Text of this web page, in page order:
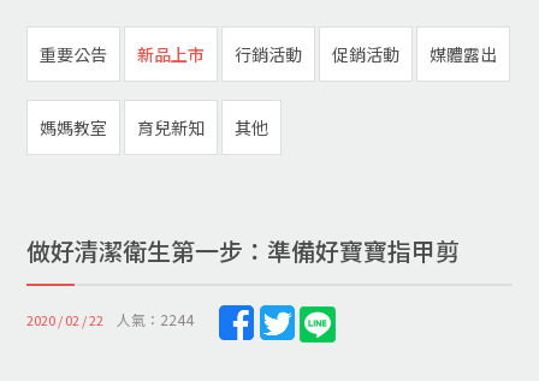
重要公告 新品上市 行銷活動 促銷活動 媒體露出
媽媽教室 育兒新知 其他
做好清潔衛生第一步：準備好寶寶指甲剪
2020 / 02 / 22 人氣：2244